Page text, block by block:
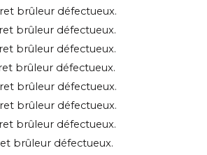
brûleur défectueux.
brûleur défectueux.
brûleur défectueux.
brûleur défectueux.
brûleur défectueux.
brûleur défectueux.
brûleur défectueux.
brûleur défectueux.